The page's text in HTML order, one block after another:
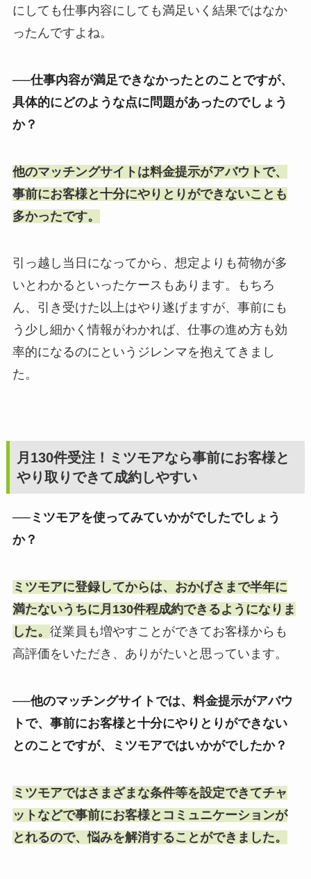
にしても仕事内容にしても満足いく結果ではなか
ったんですよね。
──仕事内容が満足できなかったとのことですが、
具体的にどのような点に問題があったのでしょう
か？
他のマッチングサイトは料金提示がアバウトで、
事前にお客様と十分にやりとりができないことも
多かったです。
引っ越し当日になってから、想定よりも荷物が多
いとわかるといったケースもあります。もちろ
ん、引き受けた以上はやり遂げますが、事前にも
う少し細かく情報がわかれば、仕事の進め方も効
率的になるのにというジレンマを抱えてきまし
た。
月130件受注！ミツモアなら事前にお客様と
やり取りできて成約しやすい
──ミツモアを使ってみていかがでしたでしょう
か？
ミツモアに登録してからは、おかげさまで半年に
満たないうちに月130件程成約できるようになりま
した。 従業員も増やすことができてお客様からも
高評価をいただき、ありがたいと思っています。
──他のマッチングサイトでは、料金提示がアバウ
トで、事前にお客様と十分にやりとりができない
とのことですが、ミツモアではいかがでしたか？
ミツモアではさまざまな条件等を設定できてチャ
ットなどで事前にお客様とコミュニケーションが
とれるので、悩みを解消することができました。